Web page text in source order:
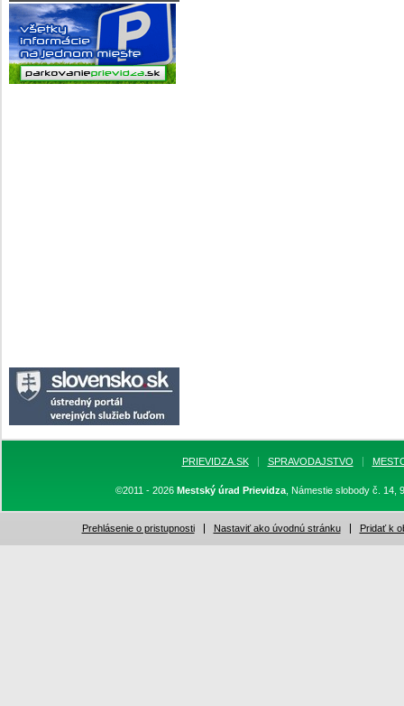
PRIEVIDZA.SK SPRAVODAJSTVO
©2011 - 2026 Mestský úrad Prievidza, Námestie slobody č. 14,
Prehlásenie o pristupnosti Nastaviť ako úvodnú stránku Pridať k